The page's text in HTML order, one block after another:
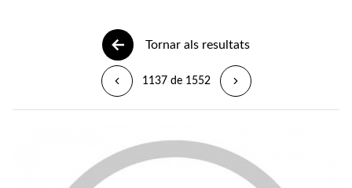
Tornar als resultats
1137 de 1552